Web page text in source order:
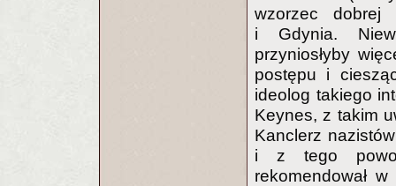
wzorzec dobrej
i Gdynia.
przyniosłyby
postępu i
ideolog takiego
Keynes, z takim
Kanclerz
i z tego
rekomendował